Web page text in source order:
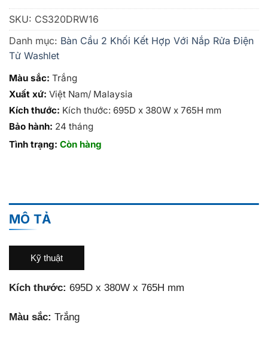
SKU: CS320DRW16
Danh mục: Bàn Cầu 2 Khối Kết Hợp Với Nắp Rửa Điện
Tử Washlet
Màu sắc: Trắng
Xuất xứ: Việt Nam/ Malaysia
Kích thước: Kích thước: 695D x 380W x 765H mm
Bảo hành: 24 tháng
Tình trạng: Còn hàng
MÔ TẢ
Kỹ thuật
Kích thước: 695D x 380W x 765H mm
Màu sắc: Trắng